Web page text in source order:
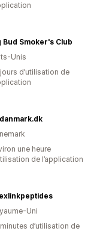
Bud Smoker's Club
Unis
d’utilisation de
une heure
de l’application
Uni
d’utilisation de